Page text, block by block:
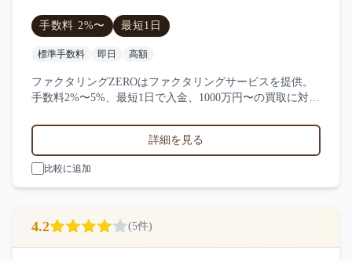
手数料 2%〜 最短1日
標準手数料 即日 高額
ファクタリングZEROはファクタリングサービスを提供。
手数料2%〜5%、最短1日で入金、1000万円〜の買取に対
コミ・評判からファクタリングZEROの特徴を比較できま
詳細を見る
比較に追加
4.2 (5件)